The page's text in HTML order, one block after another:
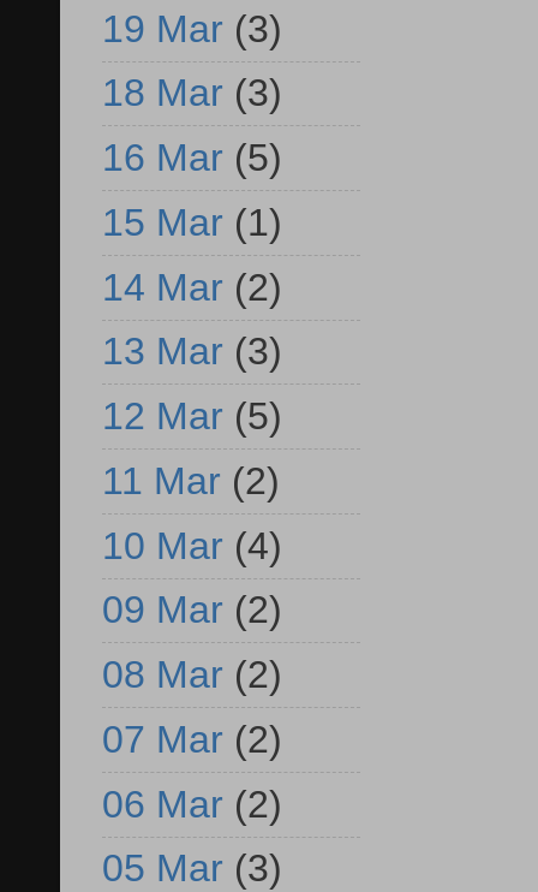
19 Mar (3)
18 Mar (3)
16 Mar (5)
15 Mar (1)
14 Mar (2)
13 Mar (3)
12 Mar (5)
11 Mar (2)
10 Mar (4)
09 Mar (2)
08 Mar (2)
07 Mar (2)
06 Mar (2)
05 Mar (3)